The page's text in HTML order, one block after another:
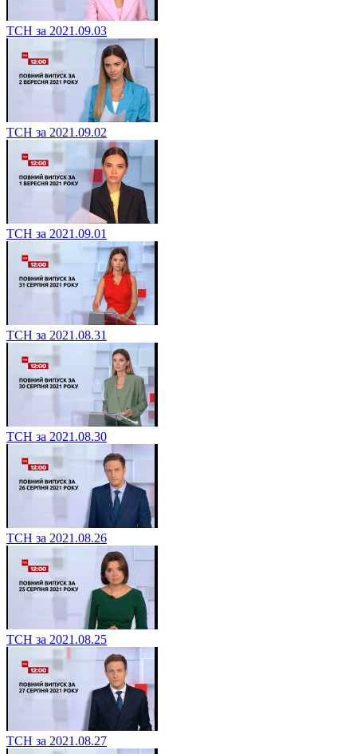
ТСН за 2021.09.03
ТСН за 2021.09.02
ТСН за 2021.09.01
ТСН за 2021.08.31
ТСН за 2021.08.30
ТСН за 2021.08.26
ТСН за 2021.08.25
ТСН за 2021.08.27